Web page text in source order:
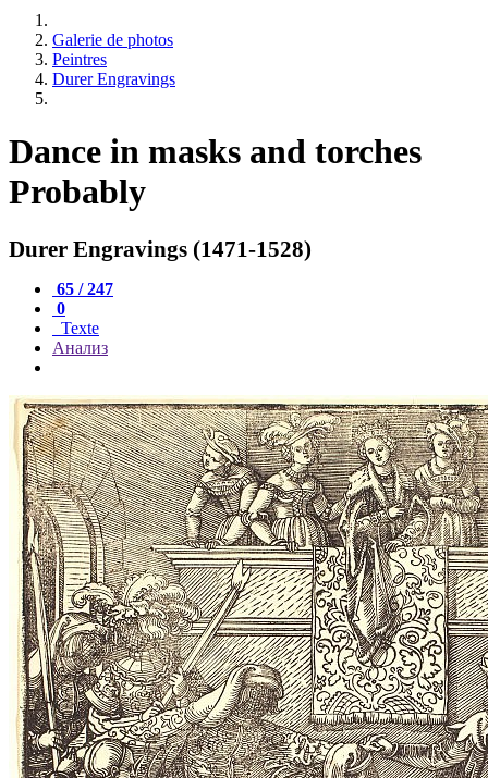
Galerie de photos
Peintres
Durer Engravings
Dance in masks and torches
Probably
Durer Engravings (1471-1528)
65 / 247
0
Texte
Анализ